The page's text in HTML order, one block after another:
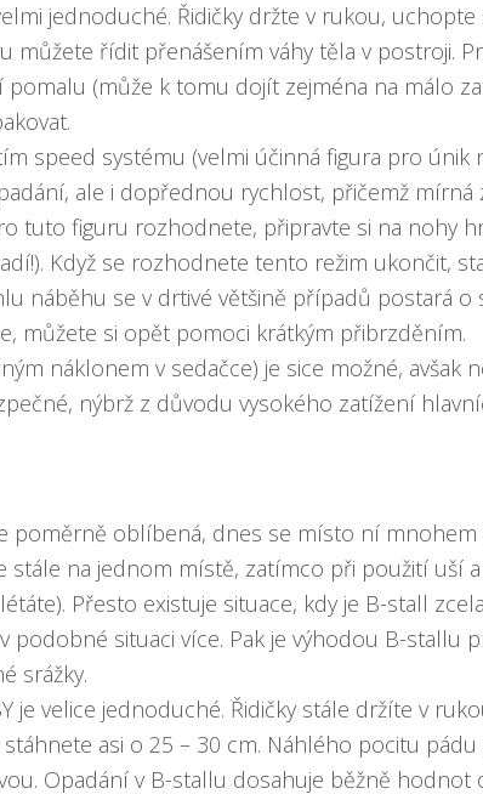
jednoduché. Řidičky držte v rukou, uchopte
můžete řídit přenášením váhy těla v postroji.
pomalu (může k tomu dojít zejména na málo
speed systému (velmi účinná figura pro
ale i dopřednou rychlost, přičemž
tuto figuru rozhodnete, připravte si na nohy
Když se rozhodnete tento režim ukončit,
náběhu se v drtivé většině případů postará
můžete si opět pomoci krátkým přibrzděním.
náklonem v sedačce) je sice možné, avšak
nýbrž z důvodu vysokého zatížení
poměrně oblíbená, dnes se místo ní
stále na jednom místě, zatímco při použití uší
Přesto existuje situace, kdy je B-stall
podobné situaci více. Pak je výhodou B-
srážky.
je velice jednoduché. Řidičky stále držíte v
asi o 25 – 30 cm. Náhlého pocitu
Opadání v B-stallu dosahuje běžně hodnot